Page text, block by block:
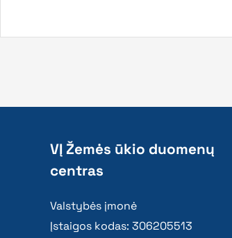
VĮ Žemės ūkio duomenų
centras
Valstybės įmonė
Įstaigos kodas: 306205513